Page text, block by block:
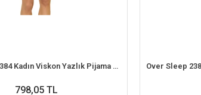
Over Sleep 3384 Kadın Viskon Yazlık Pijama Takım (M-L-XL-2XL)
798,05 TL